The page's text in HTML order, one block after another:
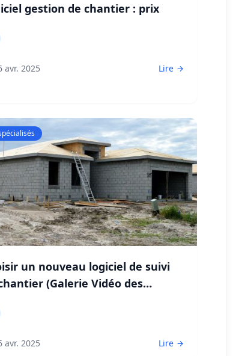
gestion de chantier : prix
avr. 2025 Lire
un nouveau logiciel de suivi
(Galerie Vidéo des
avr. 2025 Lire